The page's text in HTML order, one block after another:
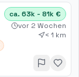
ca. 63k - 81k €
vor 2 Wochen
< 1 km